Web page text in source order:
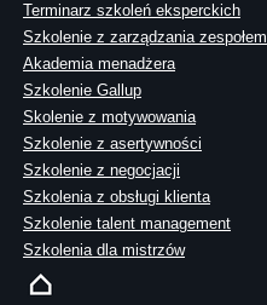
Terminarz szkoleń eksperckich
Szkolenie z zarządzania zespołem
Akademia menadżera
Szkolenie Gallup
Skolenie z motywowania
Szkolenie z asertywności
Szkolenie z negocjacji
Szkolenia z obsługi klienta
Szkolenie talent management
Szkolenia dla mistrzów